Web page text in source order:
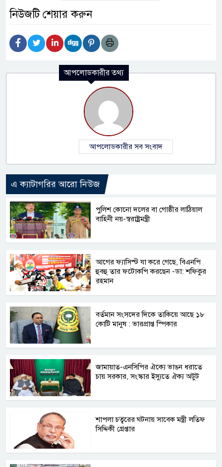
নিউজটি শেয়ার করুন
আপলোডকারীর তথ্য
আপলোডকারীর সব সংবাদ
এ ক্যাটাগরির আরো নিউজ
পুলিশ কোনো দলের বা গোষ্ঠীর লাঠিয়াল
বাহিনী নয়-স্বরাষ্ট্রমন্ত্রী
আগের ফ্যাসিস্ট যা করে গেছে, বিএনপি
হুবহু তার ফটোকপি করছেন -ডা: শফিকুর
রহমান
বর্তমান সংসদের দিকে তাকিয়ে আছে ১৮
কোটি মানুষ : ভারপ্রাপ্ত স্পিকার
জামায়াত-এনসিপির ঐক্যে ভাঙন ধরাতে
চায় সরকার, সংস্কার ইস্যুতে ঐক্য অটুট
শাপলা চত্বরের ঘটনায় সাবেক মন্ত্রী লতিফ
সিদ্দিকী গ্রেপ্তার